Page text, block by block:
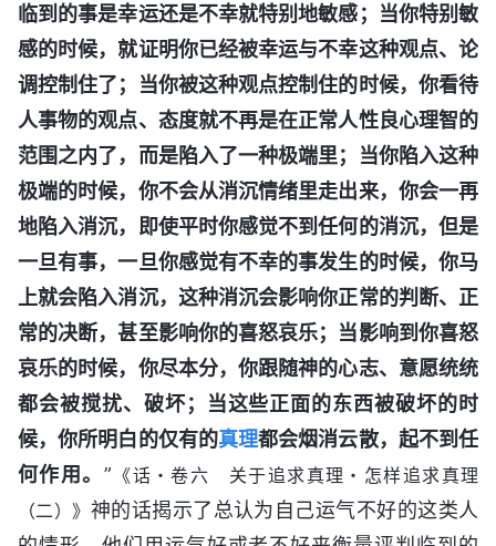
临到的事是幸运还是不幸就特别地敏感；当你特别敏
感的时候，就证明你已经被幸运与不幸这种观点、论
调控制住了；当你被这种观点控制住的时候，你看待
人事物的观点、态度就不再是在正常人性良心理智的
范围之内了，而是陷入了一种极端里；当你陷入这种
极端的时候，你不会从消沉情绪里走出来，你会一再
地陷入消沉，即使平时你感觉不到任何的消沉，但是
一旦有事，一旦你感觉有不幸的事发生的时候，你马
上就会陷入消沉，这种消沉会影响你正常的判断、正
常的决断，甚至影响你的喜怒哀乐；当影响到你喜怒
哀乐的时候，你尽本分，你跟随神的心志、意愿统统
都会被搅扰、破坏；当这些正面的东西被破坏的时
候，你所明白的仅有的真理都会烟消云散，起不到任
何作用。 ” 《话・卷六 关于追求真理・怎样追求真理
（二）》 神的话揭示了总认为自己运气不好的这类人